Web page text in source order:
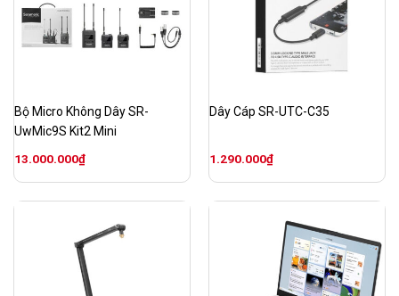
Bộ Micro Không Dây SR-
UwMic9S Kit2 Mini
13.000.000₫
Dây Cáp SR-UTC-C35
1.290.000₫